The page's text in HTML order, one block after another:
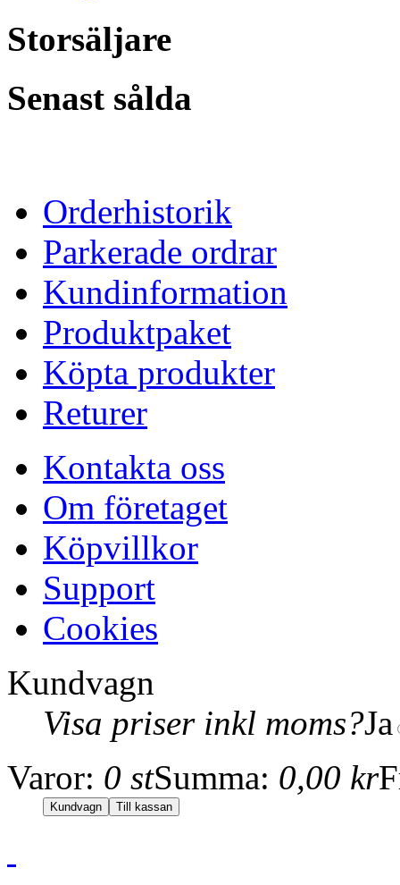
Storsäljare
Senast sålda
Orderhistorik
Parkerade ordrar
Kundinformation
Produktpaket
Köpta produkter
Returer
Kontakta oss
Om företaget
Köpvillkor
Support
Cookies
Kundvagn
Visa priser inkl moms?Ja
Varor: 0 stSumma: 0,00 kr